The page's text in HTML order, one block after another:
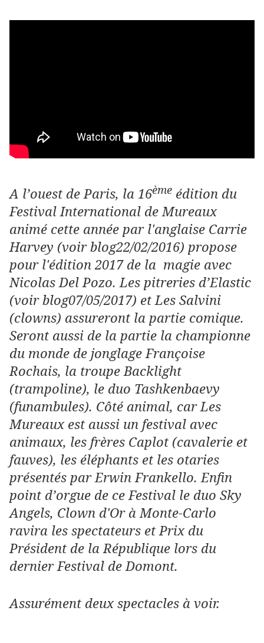
A l’ouest de Paris, la 16ème édition du
Festival International de Mureaux
animé cette année par l'anglaise Carrie
Harvey (voir blog22/02/2016) propose
pour l'édition 2017 de la magie avec
Nicolas Del Pozo. Les pitreries d’Elastic
(voir blog07/05/2017) et Les Salvini
(clowns) assureront la partie comique.
Seront aussi de la partie la championne
du monde de jonglage Françoise
Rochais, la troupe Backlight
(trampoline), le duo Tashkenbaevy
(funambules). Côté animal, car Les
Mureaux est aussi un festival avec
animaux, les frères Caplot (cavalerie et
fauves), les éléphants et les otaries
présentés par Erwin Frankello. Enfin
point d’orgue de ce Festival le duo Sky
Angels, Clown d'Or à Monte-Carlo
ravira les spectateurs et Prix du
Président de la République lors du
dernier Festival de Domont.
Assurément deux spectacles à voir.